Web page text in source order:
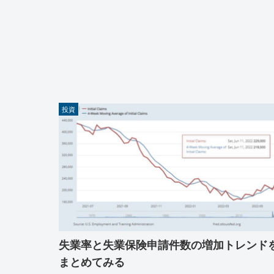
投資
失業率と失業保険申請件数の増加トレンド
まとめてみる